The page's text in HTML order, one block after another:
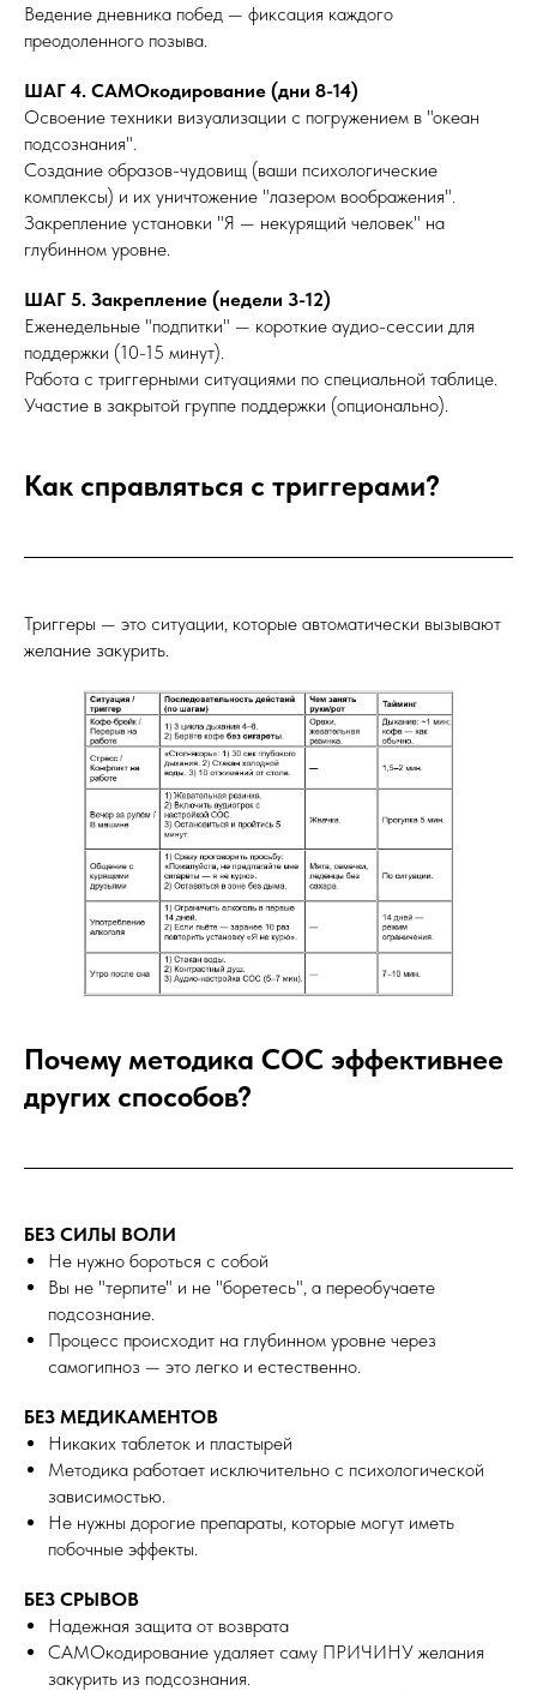
Ведение дневника побед — фиксация каждого
преодоленного позыва.
ШАГ 4. САМОкодирование (дни 8-14)
Освоение техники визуализации с погружением в "океан
подсознания".
Создание образов-чудовищ (ваши психологические
комплексы) и их уничтожение "лазером воображения".
Закрепление установки "Я — некурящий человек" на
глубинном уровне.
ШАГ 5. Закрепление (недели 3-12)
Еженедельные "подпитки" — короткие аудио-сессии для
поддержки (10-15 минут).
Работа с триггерными ситуациями по специальной таблице.
Участие в закрытой группе поддержки (опционально).
Как справляться с триггерами?
Триггеры — это ситуации, которые автоматически вызывают
желание закурить.
Почему методика СОС эффективнее
других способов?
БЕЗ СИЛЫ ВОЛИ
Не нужно бороться с собой
Вы не "терпите" и не "боретесь", а переобучаете
подсознание.
Процесс происходит на глубинном уровне через
самогипноз — это легко и естественно.
БЕЗ МЕДИКАМЕНТОВ
Никаких таблеток и пластырей
Методика работает исключительно с психологической
зависимостью.
Не нужны дорогие препараты, которые могут иметь
побочные эффекты.
БЕЗ СРЫВОВ
Надежная защита от возврата
САМОкодирование удаляет саму ПРИЧИНУ желания
закурить из подсознания.